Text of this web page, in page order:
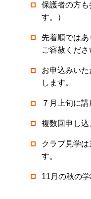
保護者の方
す。）
先着順では
ご容赦くださ
お申込みい
します。
７月上旬に
複数回申し込
クラブ見学
す。
11月の秋の